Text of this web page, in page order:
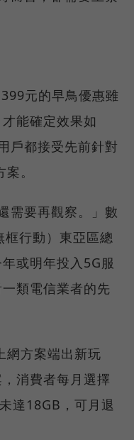
元的早鳥優惠雖
能確定效果如
戶都接受先前針對
。
需要再觀察。」數
行動）東亞區總
或明年投入5G服
類電信業者的先
網方案端出新玩
消費者每月選擇
達18GB，可月退